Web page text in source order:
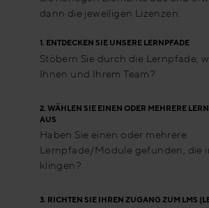
dann die jeweiligen Lizenzen.
1. ENTDECKEN SIE UNSERE LERNPFADE
Stöbern Sie durch die Lernpfade,
Ihnen und Ihrem Team?
2. WÄHLEN SIE EINEN ODER MEHRERE
AUS
Haben Sie einen oder mehrere
Lernpfade/Module gefunden, die
klingen?
3. RICHTEN SIE IHREN ZUGANG ZUM LMS